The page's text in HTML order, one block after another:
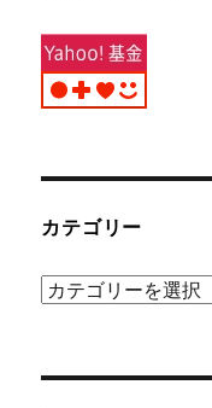
カテゴリー
カ